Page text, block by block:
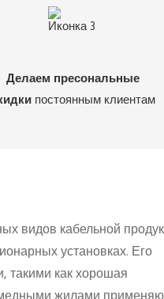
Делаем пресональные
постоянным клиентам
видов кабельной
установках. Его
такими как хорошая